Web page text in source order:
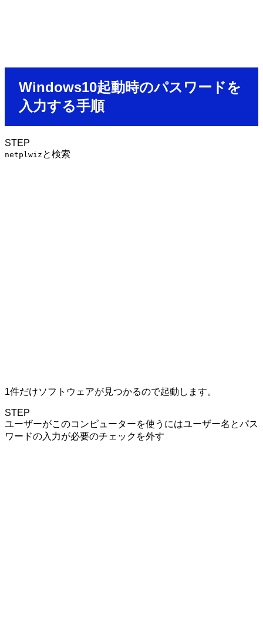
Windows10起動時のパスワードを
入力する手順
STEP
netplwiz と検索
1件だけソフトウェアが見つかるので起動します。
STEP
ユーザーがこのコンピューターを使うにはユーザー名とパス
ワードの入力が必要のチェックを外す